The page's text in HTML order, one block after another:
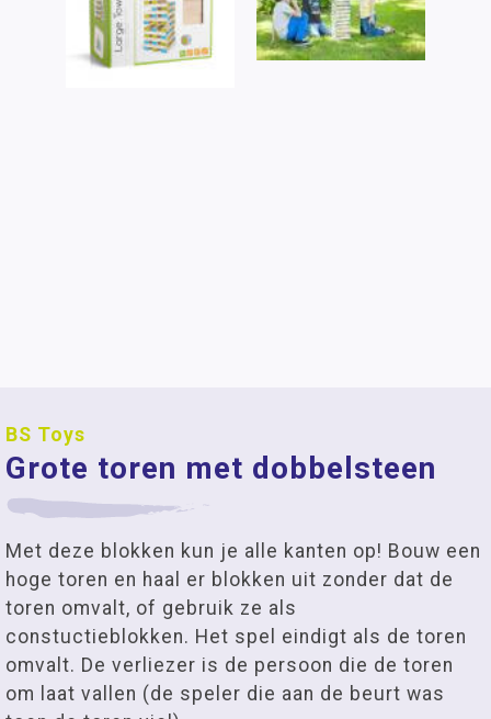
BS Toys
Grote toren met dobbelsteen
Met deze blokken kun je alle kanten op! Bouw een
hoge toren en haal er blokken uit zonder dat de
toren omvalt, of gebruik ze als
constuctieblokken. Het spel eindigt als de toren
omvalt. De verliezer is de persoon die de toren
om laat vallen (de speler die aan de beurt was